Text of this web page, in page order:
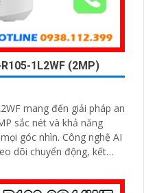
1L2WF (2MP)
mang đến giải pháp an
sắc nét và khả năng
Công nghệ AI
dõi chuyển động, kết